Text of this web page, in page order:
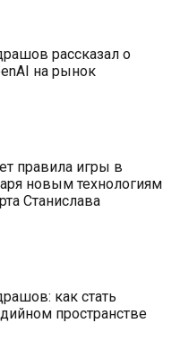
рассказал о
на рынок
правила игры в
новым технологиям
Станислава
как стать
пространстве